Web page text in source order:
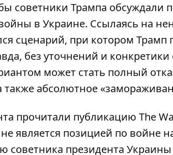
советники Трампа обсуждали
в Украине. Ссылаясь на
сценарий, при котором Трамп
без уточнений и
может стать полный
также абсолютное
прочитали публикацию The
является позицией по войне
советника президента